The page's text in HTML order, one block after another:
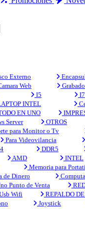
Externo
Web
I5 I7
INTEL
EN UNO
Server OTROS
para Monitor o Tv
Para Videovilancia
DDR5
AMD INTEL
Memoria para
de Dinero
Punto de Venta
Wifi REPALDO
Joystick